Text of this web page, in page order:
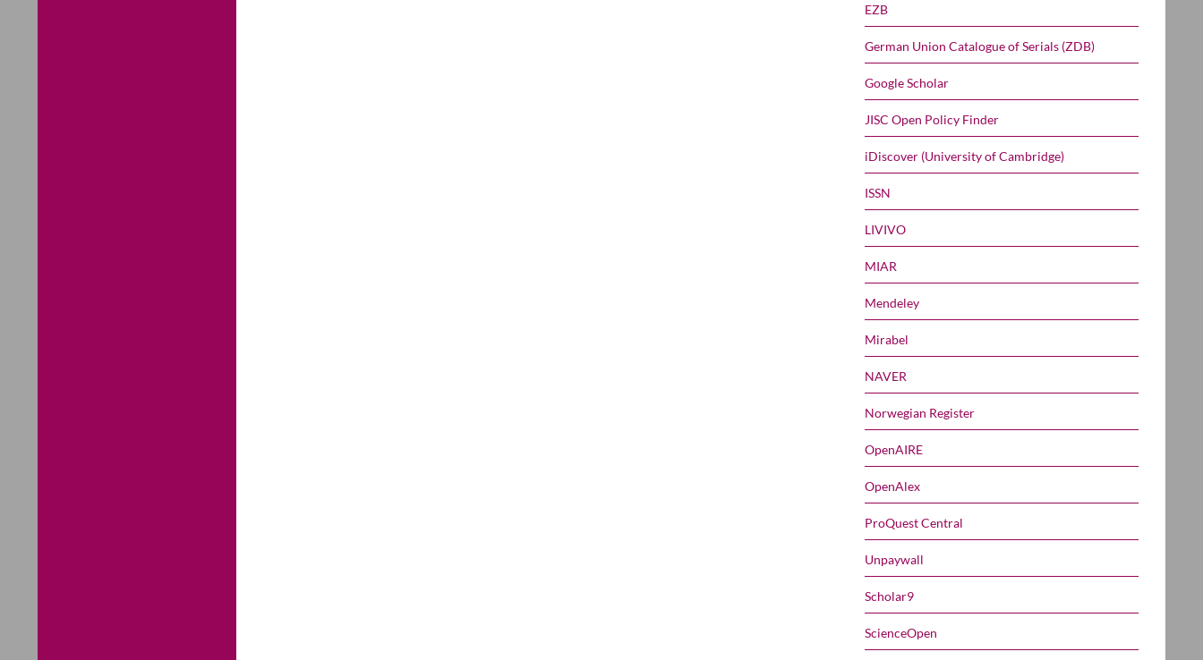
EZB
German Union Catalogue of Serials (ZDB)
Google Scholar
JISC Open Policy Finder
iDiscover (University of Cambridge)
ISSN
LIVIVO
MIAR
Mendeley
Mirabel
NAVER
Norwegian Register
OpenAIRE
OpenAlex
ProQuest Central
Unpaywall
Scholar9
ScienceOpen